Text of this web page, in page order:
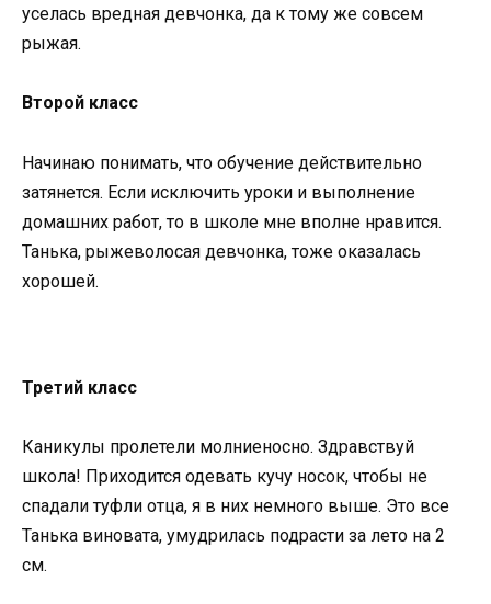
уселась вредная девчонка, да к тому же совсем
рыжая.
Второй класс
Начинаю понимать, что обучение действительно
затянется. Если исключить уроки и выполнение
домашних работ, то в школе мне вполне нравится.
Танька, рыжеволосая девчонка, тоже оказалась
хорошей.
Третий класс
Каникулы пролетели молниеносно. Здравствуй
школа! Приходится одевать кучу носок, чтобы не
спадали туфли отца, я в них немного выше. Это все
Танька виновата, умудрилась подрасти за лето на 2
см.